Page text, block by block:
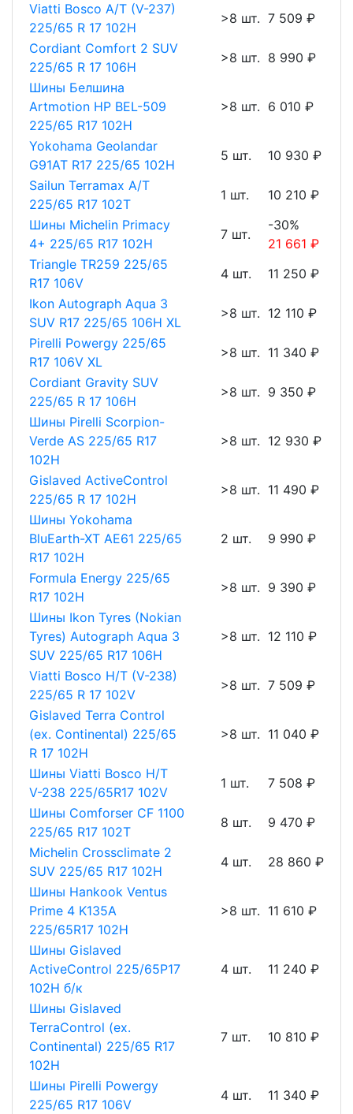
Viatti Bosco A/T (V-237)
225/65 R 17 102H
>8 шт. 7 509 ₽
Cordiant Comfort 2 SUV
225/65 R 17 106H
>8 шт. 8 990 ₽
Шины Белшина
Artmotion HP BEL-509
225/65 R17 102H
>8 шт. 6 010 ₽
Yokohama Geolandar
G91AT R17 225/65 102H
5 шт.
10 930 ₽
Sailun Terramax A/T
225/65 R17 102T
1 шт.
10 210 ₽
Шины Michelin Primacy
4+ 225/65 R17 102H
7 шт.
-30%
21 661 ₽
Triangle TR259 225/65
R17 106V
4 шт.
11 250 ₽
Ikon Autograph Aqua 3
SUV R17 225/65 106H XL
>8 шт. 12 110 ₽
Pirelli Powergy 225/65
R17 106V XL
>8 шт. 11 340 ₽
Cordiant Gravity SUV
225/65 R 17 106H
>8 шт. 9 350 ₽
Шины Pirelli Scorpion-
Verde AS 225/65 R17
102H
>8 шт. 12 930 ₽
Gislaved ActiveControl
225/65 R 17 102H
>8 шт. 11 490 ₽
Шины Yokohama
BluEarth-XT AE61 225/65
R17 102H
2 шт. 9 990 ₽
Formula Energy 225/65
R17 102H
>8 шт. 9 390 ₽
Шины Ikon Tyres (Nokian
Tyres) Autograph Aqua 3
SUV 225/65 R17 106H
>8 шт. 12 110 ₽
Viatti Bosco H/T (V-238)
225/65 R 17 102V
>8 шт. 7 509 ₽
Gislaved Terra Control
(ex. Continental) 225/65
R 17 102H
>8 шт. 11 040 ₽
Шины Viatti Bosco H/T
V-238 225/65R17 102V
1 шт.
7 508 ₽
Шины Comforser CF 1100
225/65 R17 102Т
8 шт.
9 470 ₽
Michelin Crossclimate 2
SUV 225/65 R17 102H
4 шт.
28 860 ₽
Шины Hankook Ventus
Prime 4 K135A
225/65R17 102H
>8 шт. 11 610 ₽
Шины Gislaved
ActiveControl 225/65Р17
102H б/к
4 шт. 11 240 ₽
Шины Gislaved
TerraControl (ex.
Continental) 225/65 R17
102H
7 шт. 10 810 ₽
Шины Pirelli Powergy
225/65 R17 106V
4 шт. 11 340 ₽